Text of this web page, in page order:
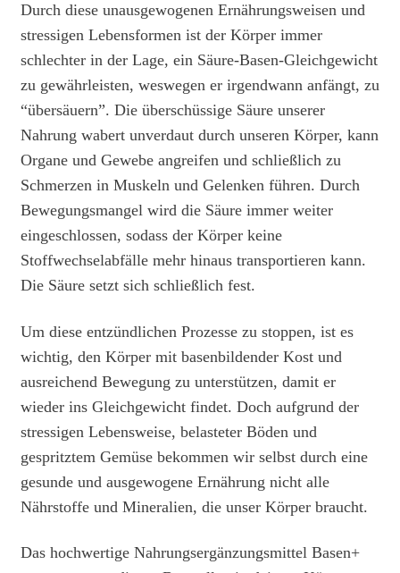
Durch diese unausgewogenen Ernährungsweisen und
stressigen Lebensformen ist der Körper immer
schlechter in der Lage, ein Säure-Basen-Gleichgewicht
zu gewährleisten, weswegen er irgendwann anfängt, zu
“übersäuern”. Die überschüssige Säure unserer
Nahrung wabert unverdaut durch unseren Körper, kann
Organe und Gewebe angreifen und schließlich zu
Schmerzen in Muskeln und Gelenken führen. Durch
Bewegungsmangel wird die Säure immer weiter
eingeschlossen, sodass der Körper keine
Stoffwechselabfälle mehr hinaus transportieren kann.
Die Säure setzt sich schließlich fest.
Um diese entzündlichen Prozesse zu stoppen, ist es
wichtig, den Körper mit basenbildender Kost und
ausreichend Bewegung zu unterstützen, damit er
wieder ins Gleichgewicht findet. Doch aufgrund der
stressigen Lebensweise, belasteter Böden und
gespritztem Gemüse bekommen wir selbst durch eine
gesunde und ausgewogene Ernährung nicht alle
Nährstoffe und Mineralien, die unser Körper braucht.
Das hochwertige Nahrungsergänzungsmittel Basen+